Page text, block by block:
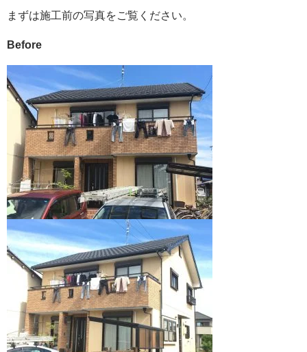
まずは施工前の写真をご覧ください。
Before